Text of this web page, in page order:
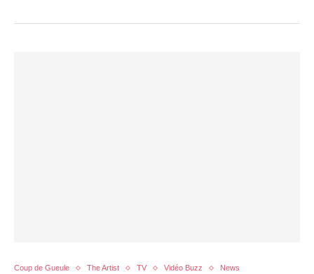
Coup de Gueule The Artist TV Vidéo Buzz News